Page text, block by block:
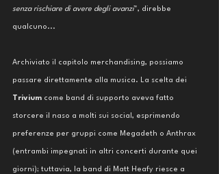
senza rischiare di avere degli avanzi", direbbe
qualcuno...
Archiviato il capitolo merchandising, possiamo
passare direttamente alla musica. La scelta dei
Trivium come band di supporto aveva fatto
storcere il naso a molti sui social, esprimendo
preferenze per gruppi come Megadeth o Anthrax
(entrambi impegnati in altri concerti durante quei
giorni); tuttavia, la band di Matt Heafy riesce a